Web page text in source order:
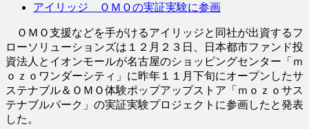
アイリッジ ＯＭＯの実証実験に参画
ＯＭＯ支援などを手がけるアイリッジと同社が出資するフ
ローソリューションズは１２月２３日、日本都市ファンド投
資法人とイオンモールが名古屋のショッピングセンター「ｍ
ｏｚｏワンダーシティ」に昨年１１月下旬にオープンしたサ
ステナブル＆ＯＭＯ体験ポップアップストア「ｍｏｚｏサス
テナブルパーク」の実証実験プロジェクトに参画したと発表
した。